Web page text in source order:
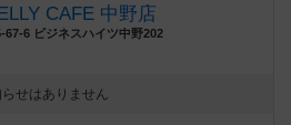
CAFE 中野店
67-6 ビジネスハイツ中野202
らせはありません